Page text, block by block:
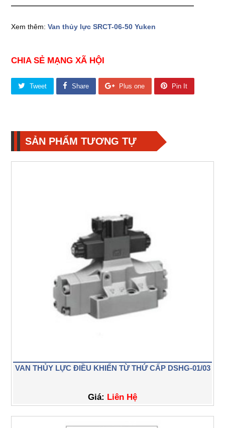
——————————————————————————
Xem thêm:Van thủy lực SRCT-06-50 Yuken
CHIA SẺ MẠNG XÃ HỘI
Tweet Share Plus one Pin It
SẢN PHẨM TƯƠNG TỰ
VAN THỦY LỰC ĐIỀU KHIỂN TỪ THỨ CẤP DSHG-01/03
Giá: Liên Hệ